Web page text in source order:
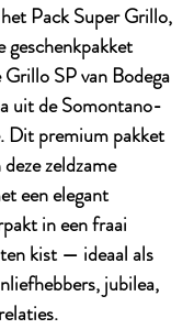
Pack Super Grillo,
geschenkpakket
Grillo SPvanBodega
uit de Somontano-
Dit premium pakket
zeldzame
een elegant
in een fraai
kist — ideaal als
jubilea,